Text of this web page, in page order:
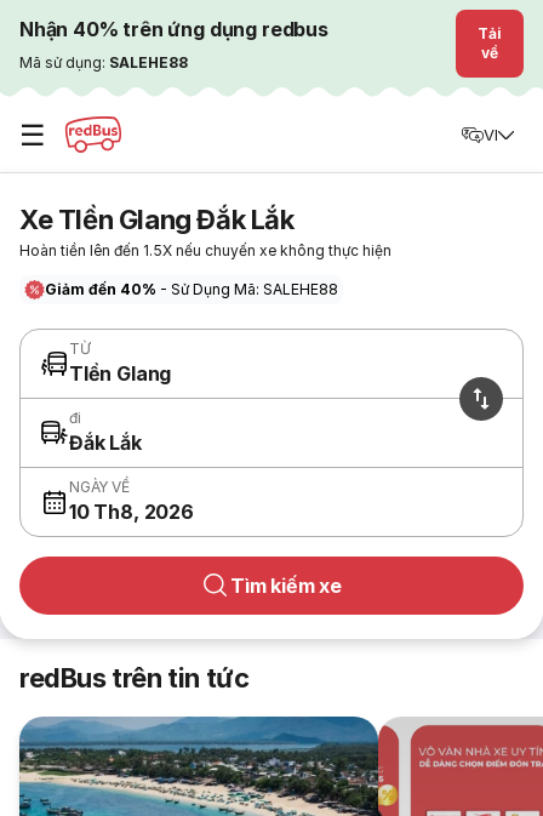
Nhận 40% trên ứng dụng redbus
Mã sử dụng: SALEHE88
Tải
về
☰ VI
Xe TIền GIang Đắk Lắk
Hoàn tiền lên đến 1.5X nếu chuyến xe không thực hiện
Giảm đến 40% - Sử Dụng Mã: SALEHE88
TỪ
TIền GIang
đi
Đắk Lắk
NGÀY VỀ
10 Th8, 2026
Tìm kiếm xe
redBus trên tin tức